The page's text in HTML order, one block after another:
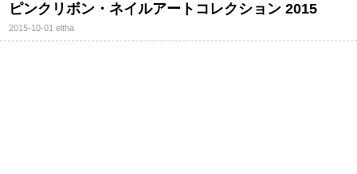
ピンクリボン・ネイルアートコレクション 2015
2015-10-01eltha